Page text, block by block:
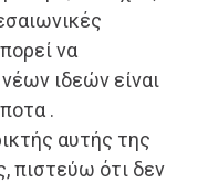
να
ιδεών είναι
.
αυτής της
πιστεύω ότι δεν